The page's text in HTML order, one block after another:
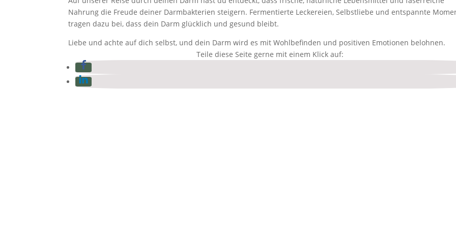
Nahrung die Freude deiner Darmbakterien steigern. Fermentierte Leckereien, Selbstliebe und entspannte
tragen dazu bei, dass dein Darm glücklich und gesund bleibt.
Liebe und achte auf dich selbst, und dein Darm wird es mit Wohlbefinden und positiven Emotionen belohnen.
Teile diese Seite gerne mit einem Klick auf: